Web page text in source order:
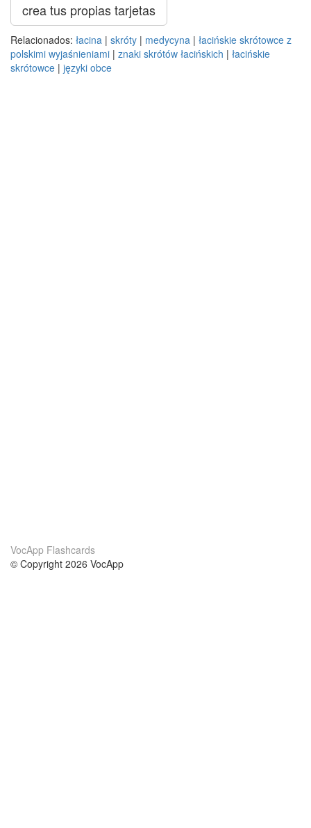
crea tus propias tarjetas
Relacionados: łacina | skróty | medycyna | łacińskie skrótowce z
polskimi wyjaśnieniami | znaki skrótów łacińskich | łacińskie
skrótowce | języki obce
VocApp Flashcards
© Copyright 2026 VocApp